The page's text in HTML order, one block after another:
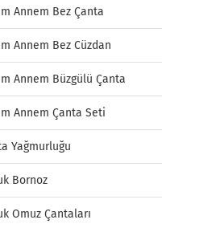
Annem Bez Çanta
Annem Bez Cüzdan
Annem Büzgülü Çanta
Annem Çanta Seti
Yağmurluğu
Bornoz
Omuz Çantaları